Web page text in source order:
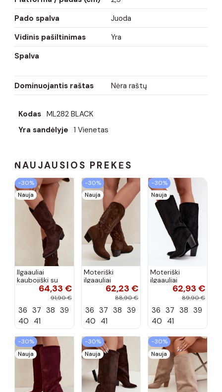
Pado spalva
Juoda
Vidinis pašiltinimas
Yra
Spalva
Dominuojantis raštas Nėra raštų
Kodas ML282 BLACK
Yra sandėlyje 1 Vienetas
NAUJAUSIOS PREKĖS
−30%
Nauja
Ilgaauliai
kaubojiški su
kulniukais64,33 €
91,90 €
36 37 38 39
40 41
−30%
Nauja
Moteriški
ilgaauliai
kaubojiški su
spalvos Betina
62,23 €
88,90 €
36 37 38 39
40 41
−30%
Nauja
Moteriški
ilgaauliai
įsispiriami su
kulniukais iš
zomšos juodos
spalvos Carmina
62,93 €
89,90 €
36 37 38 39
40 41
−30%
Nauja
−30%
Nauja
−30%
Nauja